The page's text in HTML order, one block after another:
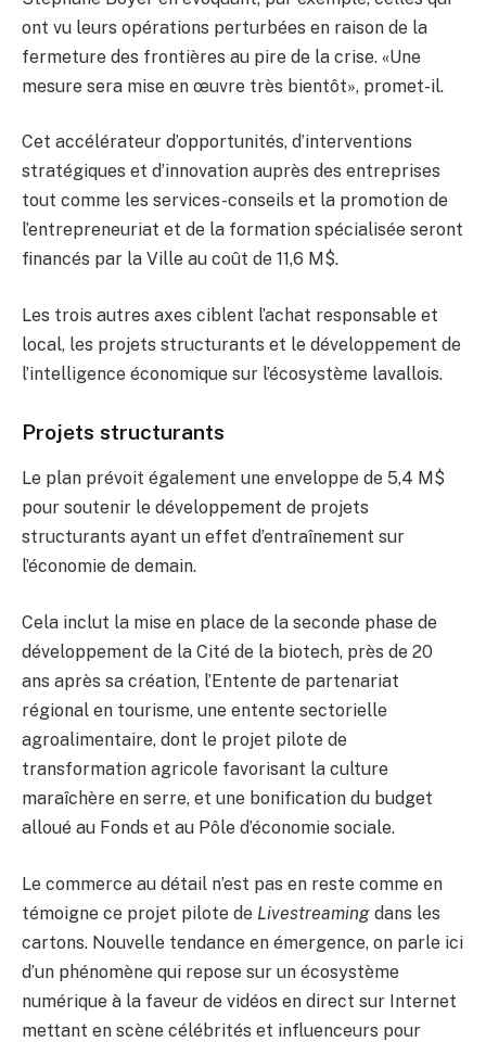
ont vu leurs opérations perturbées en raison de la
fermeture des frontières au pire de la crise. «Une
mesure sera mise en œuvre très bientôt», promet-il.
Cet accélérateur d’opportunités, d’interventions
stratégiques et d’innovation auprès des entreprises
tout comme les services-conseils et la promotion de
l’entrepreneuriat et de la formation spécialisée seront
financés par la Ville au coût de 11,6 M$.
Les trois autres axes ciblent l’achat responsable et
local, les projets structurants et le développement de
l’intelligence économique sur l’écosystème lavallois.
Projets structurants
Le plan prévoit également une enveloppe de 5,4 M$
pour soutenir le développement de projets
structurants ayant un effet d’entraînement sur
l’économie de demain.
Cela inclut la mise en place de la seconde phase de
développement de la Cité de la biotech, près de 20
ans après sa création, l’Entente de partenariat
régional en tourisme, une entente sectorielle
agroalimentaire, dont le projet pilote de
transformation agricole favorisant la culture
maraîchère en serre, et une bonification du budget
alloué au Fonds et au Pôle d’économie sociale.
Le commerce au détail n’est pas en reste comme en
témoigne ce projet pilote de Livestreaming dans les
cartons. Nouvelle tendance en émergence, on parle ici
d’un phénomène qui repose sur un écosystème
numérique à la faveur de vidéos en direct sur Internet
mettant en scène célébrités et influenceurs pour